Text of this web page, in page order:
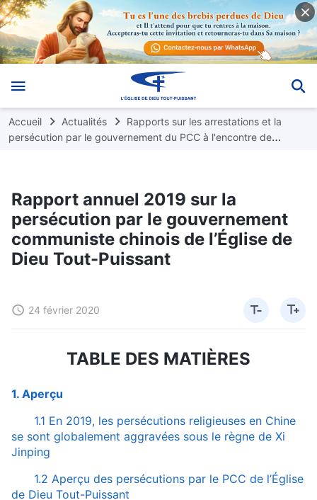
Accueil Actualités
Rapports sur les arrestations et la
persécution par le gouvernement du PCC à l'encontre de
Rapport annuel 2019 sur la
persécution par le gouvernement
communiste chinois de l’Église de
Dieu Tout-Puissant
24 février 2020
TABLE DES MATIÈRES
1. Aperçu
1.1 En 2019, les persécutions religieuses en Chine
se sont globalement aggravées sous le règne de Xi
Jinping
1.2 Aperçu des persécutions par le PCC de l’Église
de Dieu Tout-Puissant